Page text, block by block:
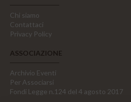
Chi siamo
Contattaci
Privacy Policy
ASSOCIAZIONE
Archivio Eventi
Per Associarsi
Fondi Legge n.124 del 4 agosto 2017